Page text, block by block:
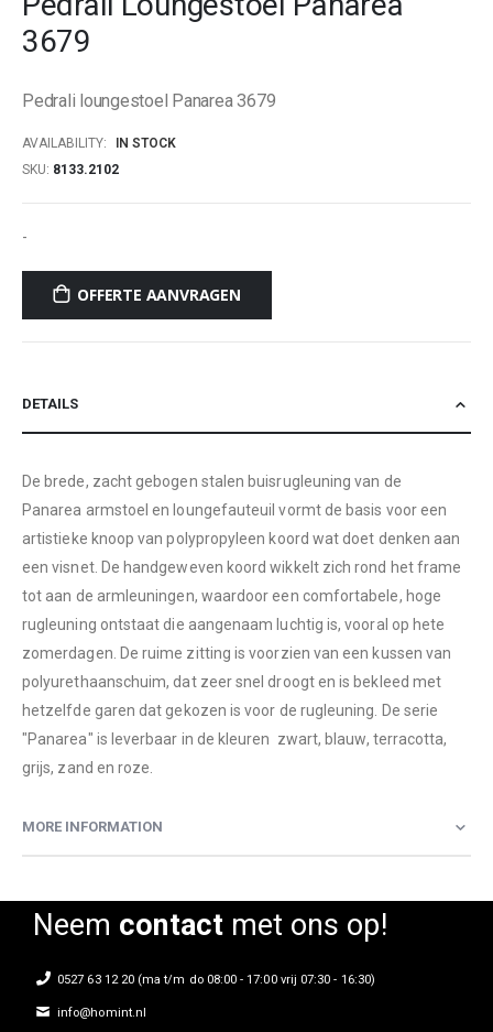
of
images
3679
Pedrali loungestoel Panarea 3679
AVAILABILITY:
IN STOCK
SKU 8133.2102
-
OFFERTE AANVRAGEN
DETAILS
De brede, zacht gebogen stalen buisrugleuning van de
Panarea armstoel en loungefauteuil vormt de basis voor een
artistieke knoop van polypropyleen koord wat doet denken aan
een visnet. De handgeweven koord wikkelt zich rond het frame
tot aan de armleuningen, waardoor een comfortabele, hoge
rugleuning ontstaat die aangenaam luchtig is, vooral op hete
zomerdagen. De ruime zitting is voorzien van een kussen van
polyurethaanschuim, dat zeer snel droogt en is bekleed met
hetzelfde garen dat gekozen is voor de rugleuning. De serie
"Panarea" is leverbaar in de kleuren zwart, blauw, terracotta,
grijs, zand en roze.
MORE INFORMATION
Neem contactmet ons op!
0527 63 12 20 (ma t/m do 08:00 - 17:00 vrij 07:30 - 16:30)
info@homint.nl